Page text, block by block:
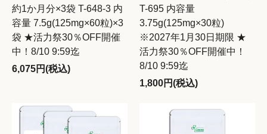
約1か月分×3袋 T-648-3 内
容量 7.5g(125mg×60粒)×3
袋 ★活力祭30％OFF開催
中！8/10 9:59迄
6,075円(税込)
T-695 内容量
3.75g(125mg×30粒)
※2027年1月30日期限 ★
活力祭30％OFF開催中！
8/10 9:59迄
1,800円(税込)